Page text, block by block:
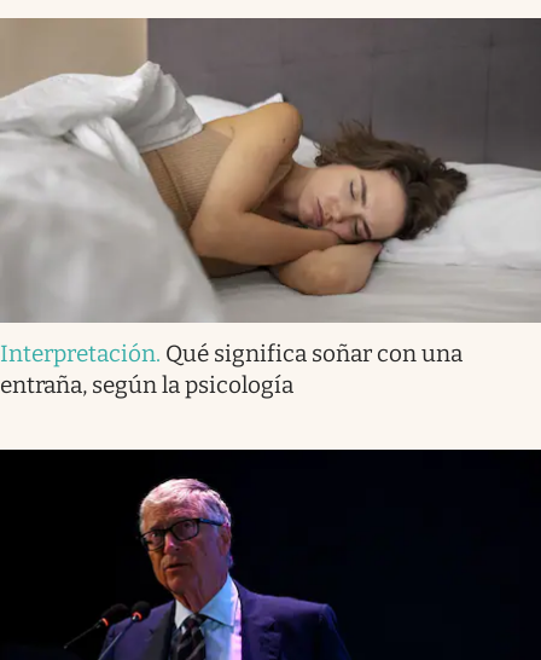
Interpretación. Qué significa soñar con una
entraña, según la psicología